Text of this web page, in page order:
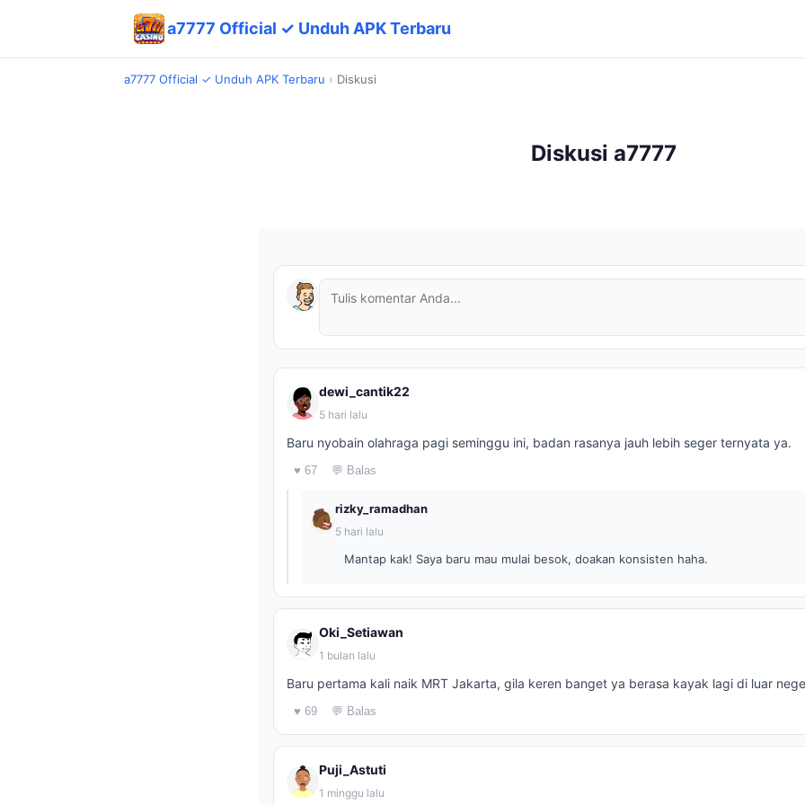
a7777 Official ✓ Unduh APK Terbaru
a7777 Official ✓ Unduh APK Terbaru › Diskusi
Diskusi a7777
dewi_cantik22
5 hari lalu
Baru nyobain olahraga pagi seminggu ini, badan rasanya jauh lebih seger ternyata ya.
♥ 67 💬 Balas
rizky_ramadhan
5 hari lalu
Mantap kak! Saya baru mau mulai besok, doakan konsisten haha.
Oki_Setiawan
1 bulan lalu
Baru pertama kali naik MRT Jakarta, gila keren banget ya berasa kayak lagi di luar
♥ 69 💬 Balas
Puji_Astuti
1 minggu lalu